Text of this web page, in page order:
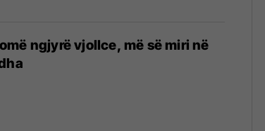
ngjyrë vjollce, më së miri në